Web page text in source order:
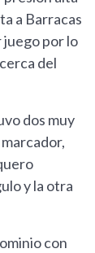
a Barracas
juego por lo
del
dos muy
y la otra
con